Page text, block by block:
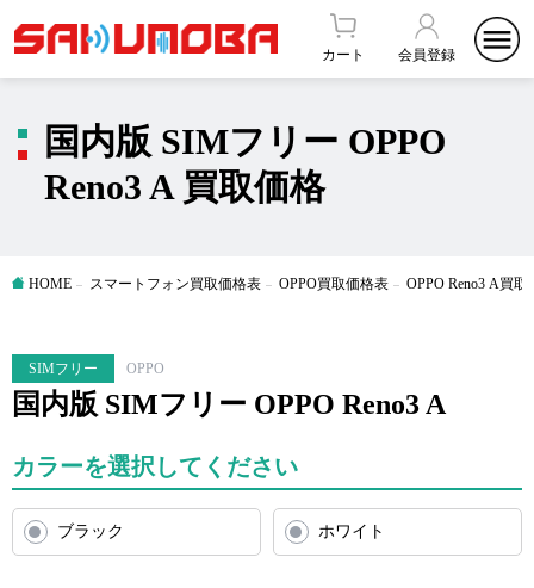
カート 会員登録
国内版 SIMフリー OPPO
Reno3 A 買取価格
HOME スマートフォン買取価格表 OPPO買取価格表 OPPO Reno3 A買取
SIMフリー OPPO
国内版 SIMフリー OPPO Reno3 A
カラーを選択してください
ブラック ホワイト